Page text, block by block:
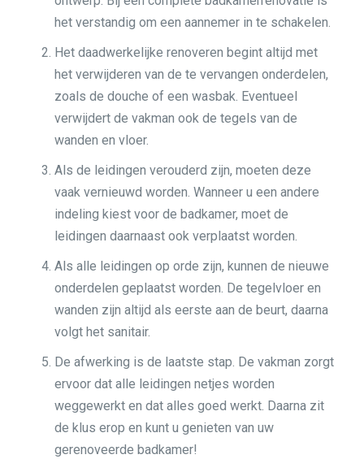
het verstandig om een aannemer in te schakelen.
Het daadwerkelijke renoveren begint altijd met
het verwijderen van de te vervangen onderdelen,
zoals de douche of een wasbak. Eventueel
verwijdert de vakman ook de tegels van de
wanden en vloer.
Als de leidingen verouderd zijn, moeten deze
vaak vernieuwd worden. Wanneer u een andere
indeling kiest voor de badkamer, moet de
leidingen daarnaast ook verplaatst worden.
Als alle leidingen op orde zijn, kunnen de nieuwe
onderdelen geplaatst worden. De tegelvloer en
wanden zijn altijd als eerste aan de beurt, daarna
volgt het sanitair.
De afwerking is de laatste stap. De vakman zorgt
ervoor dat alle leidingen netjes worden
weggewerkt en dat alles goed werkt. Daarna zit
de klus erop en kunt u genieten van uw
gerenoveerde badkamer!